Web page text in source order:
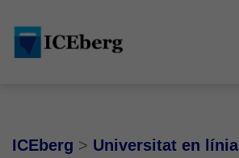
main
content
footer
ICEberg > Universitat en línia